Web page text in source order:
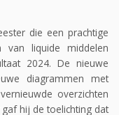
die een prachtige
van liquide middelen
2024. De nieuwe
diagrammen met
overzichten
hij de toelichting dat